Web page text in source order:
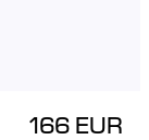
166 EUR